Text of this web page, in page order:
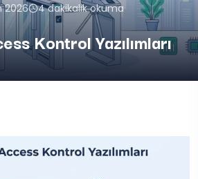
2026 4 dakikalık okuma
Kontrol Yazılımları